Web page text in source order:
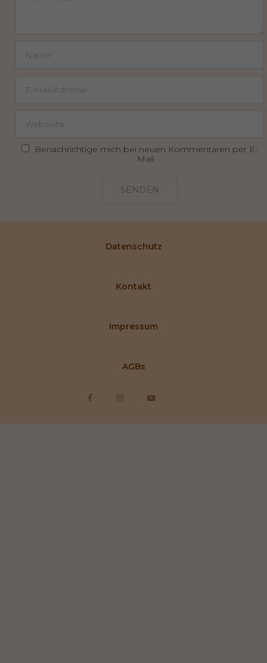
Benachrichtige mich bei neuen Kommentaren per E-
Mail
SENDEN
Datenschutz
Kontakt
Impressum
AGBs